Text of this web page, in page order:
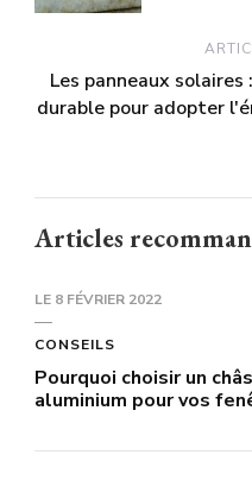
Les panneaux
durable pour adopter
Articles
LE 8 FÉVRIER 2022
CONSEILS
Pourquoi choisir un
aluminium pour vos